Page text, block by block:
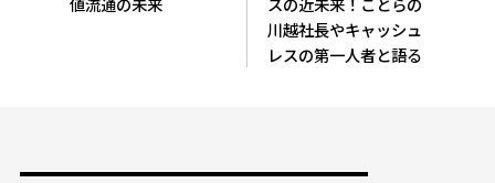
川越社長やキャッシュ
レスの第一人者と語る